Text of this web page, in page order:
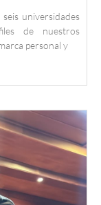
universidades
de nuestros
personal y